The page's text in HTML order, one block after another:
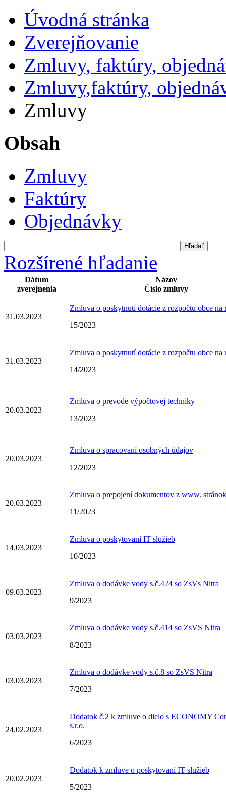
Úvodná stránka
Zverejňovanie
Zmluvy, faktúry,
Zmluvy,faktúry,
Zmluvy
Obsah
Zmluvy
Faktúry
Objednávky
Rozšírené hľadanie
Dátum
zverejnenia
Názov
Číslo zmluvy
31.03.2023
Zmluva o poskytnutí dotácie z rozpočtu obce na
15/2023
31.03.2023
Zmluva o poskytnutí dotácie z rozpočtu obce na
14/2023
20.03.2023
Zmluva o prevode výpočtovej techniky
13/2023
20.03.2023
Zmluva o spracovaní osobných údajov
12/2023
20.03.2023
Zmluva o prepojení dokumentov z www.
11/2023
14.03.2023
Zmluva o poskytovaní IT služieb
10/2023
09.03.2023
Zmluva o dodávke vody s.č.424 so ZsVs Nitra
9/2023
03.03.2023
Zmluva o dodávke vody s.č.414 so ZsVS Nitra
8/2023
03.03.2023
Zmluva o dodávke vody s.č.8 so ZsVS Nitra
7/2023
24.02.2023
Dodatok č.2 k zmluve o dielo s ECONOMY
s.r.o.
6/2023
20.02.2023
Dodatok k zmluve o poskytovaní IT služieb
5/2023